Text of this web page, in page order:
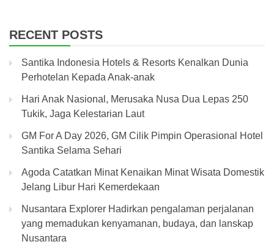
RECENT POSTS
Santika Indonesia Hotels & Resorts Kenalkan Dunia
Perhotelan Kepada Anak-anak
Hari Anak Nasional, Merusaka Nusa Dua Lepas 250
Tukik, Jaga Kelestarian Laut
GM For A Day 2026, GM Cilik Pimpin Operasional Hotel
Santika Selama Sehari
Agoda Catatkan Minat Kenaikan Minat Wisata Domestik
Jelang Libur Hari Kemerdekaan
Nusantara Explorer Hadirkan pengalaman perjalanan
yang memadukan kenyamanan, budaya, dan lanskap
Nusantara